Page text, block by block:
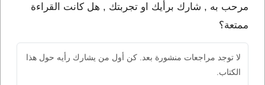
مرحب به , شارك برأيك او تجربتك , هل كانت القراءة
ممتعة؟
لا توجد مراجعات منشورة بعد. كن أول من يشارك رأيه حول هذا
الكتاب.